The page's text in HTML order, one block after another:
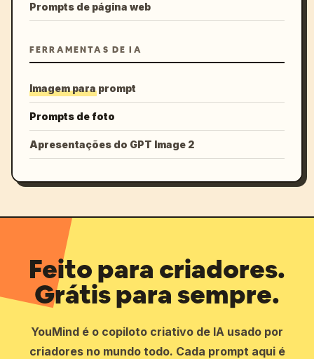
Prompts de página web
FERRAMENTAS DE IA
Imagem para prompt
Prompts de foto
Apresentações do GPT Image 2
Feito para criadores.
Grátis para sempre.
YouMind é o copiloto criativo de IA usado por
criadores no mundo todo. Cada prompt aqui é